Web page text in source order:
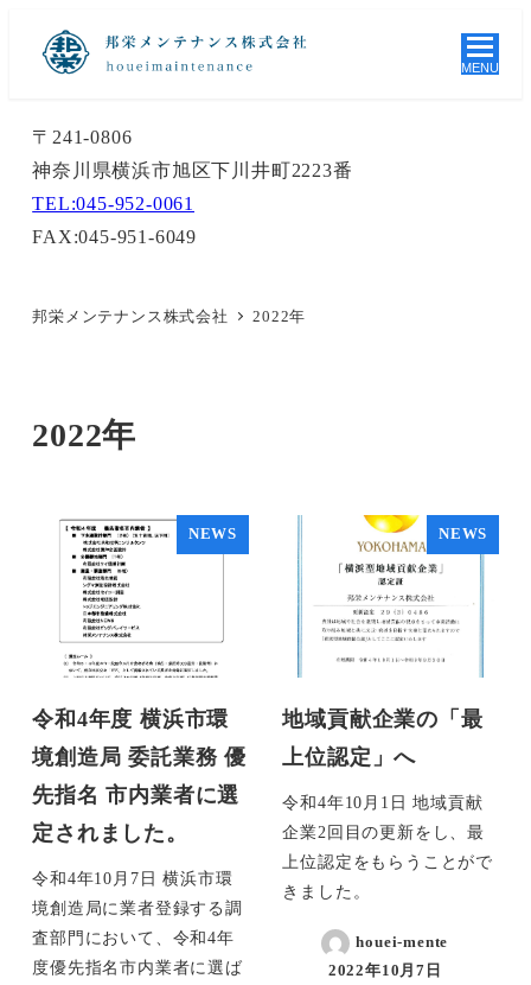
MENU
〒241-0806
神奈川県横浜市旭区下川井町2223番
TEL:045-952-0061
FAX:045-951-6049
邦栄メンテナンス株式会社 2022年
2022年
NEWS
令和4年度 横浜市環
境創造局 委託業務 優
先指名 市内業者に選
定されました。
令和4年10月7日 横浜市環
境創造局に業者登録する調
査部門において、令和4年
度優先指名市内業者に選ば
NEWS
地域貢献企業の「最
上位認定」へ
令和4年10月1日 地域貢献
企業2回目の更新をし、最
上位認定をもらうことがで
きました。
houei-mente
2022年10月7日